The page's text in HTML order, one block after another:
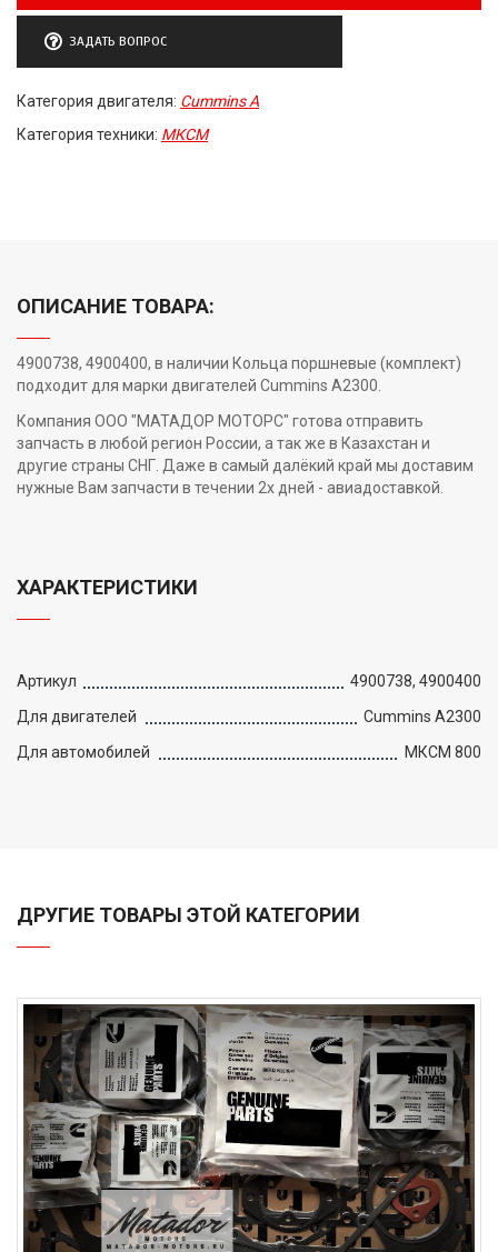
ЗАДАТЬ ВОПРОС
Категория двигателя: Cummins A
Категория техники: МКСМ
ОПИСАНИЕ ТОВАРА:
4900738, 4900400, в наличии Кольца поршневые (комплект)
подходит для марки двигателей Cummins A2300.
Компания ООО "МАТАДОР МОТОРС" готова отправить
запчасть в любой регион России, а так же в Казахстан и
другие страны СНГ. Даже в самый далёкий край мы доставим
нужные Вам запчасти в течении 2х дней - авиадоставкой.
ХАРАКТЕРИСТИКИ
Артикул
4900738, 4900400
Для двигателей
Cummins A2300
Для автомобилей
МКСМ 800
ДРУГИЕ ТОВАРЫ ЭТОЙ КАТЕГОРИИ